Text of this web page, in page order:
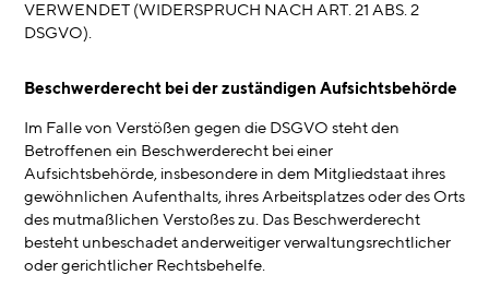
VERWENDET (WIDERSPRUCH NACH ART. 21 ABS. 2
DSGVO).
Beschwerde­recht bei der zuständigen Aufsichts­behörde
Im Falle von Verstößen gegen die DSGVO steht den
Betroffenen ein Beschwerderecht bei einer
Aufsichtsbehörde, insbesondere in dem Mitgliedstaat ihres
gewöhnlichen Aufenthalts, ihres Arbeitsplatzes oder des Orts
des mutmaßlichen Verstoßes zu. Das Beschwerderecht
besteht unbeschadet anderweitiger verwaltungsrechtlicher
oder gerichtlicher Rechtsbehelfe.